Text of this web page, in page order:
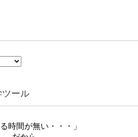
ツール
時間が無い・・・」